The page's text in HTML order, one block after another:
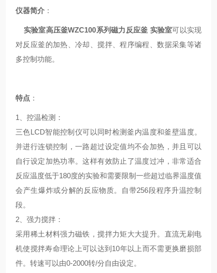
仪器简介 ：
实验室高压釜WZC100系列磁力反应釜 实验室可以实现
对反应釜的加热、冷却、搅拌、程序编程、数据采集等诸
多控制功能。
特点 ：
1、 控温检测 ：
三色LCD智能控制仪可以同时检测釜内温度和釜壁温度。
并进行连锁控制，一路超过设定值均不会加热，并且可以
自行设定加热功率。这样有效防止了温度过冲，非常适合
反应温度低于180度的实验和需要限制一些超过临界温度值
会产生爆炸或分解的反应物质。自带256段程序升温控制
段。
2、 强力搅拌 ：
采用稀土材料强力磁铁，搅拌力矩大大提升。直流无刷电
机使搅拌寿命理论上可以达到10年以上而不需更换磨损部
件。转速可以由0-2000转/分自由设定。